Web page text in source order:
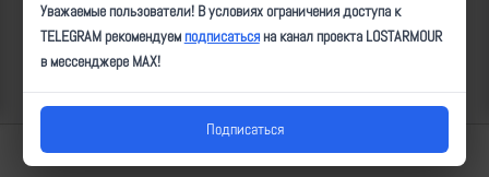
Lostarmour | Carthago Delenda Est | 2014-2026
Уважаемые пользователи! В условиях ограничения доступа к
TELEGRAM рекомендуемподписатьсяна канал проекта LOSTARMOUR
в мессенджере MAX!
Подписаться